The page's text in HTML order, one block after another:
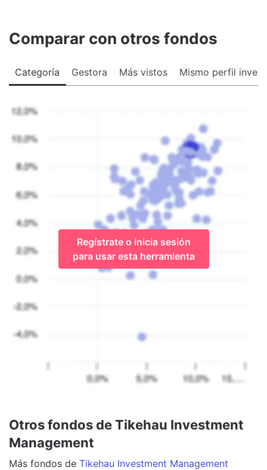
Comparar con otros fondos
Categoría Gestora Más vistos Mismo perfil
Regístrate o inicia sesión
para usar esta herramienta
Otros fondos de Tikehau Investment
Management
Más fondos de Tikehau Investment Management